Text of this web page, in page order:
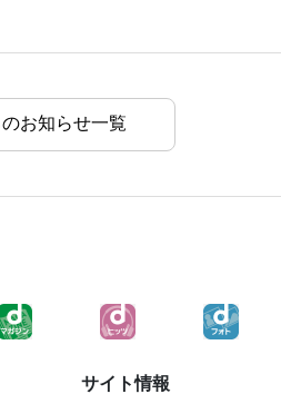
お知らせ一覧
サイト情報